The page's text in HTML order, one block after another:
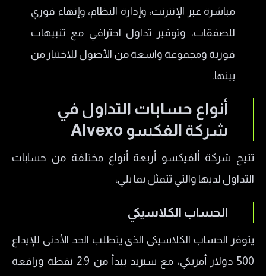
مباشرة عبر الإنترنت، وإدارة النظام، وإنهاء فوري
للصفقات، وتوفير تداول احترافي مع تنبيهات
فورية ومجموعة واسعة من الأصول للاختيار من
بينها.
أنواع حسابات التداول في
شركة الفكسو Alvexo
تتيح شركة ألفيكسو أربعة أنواع مختلفة من حسابات
التداول لديها والتي تتمثل بما يلي:
الحساب الكلاسيكي
يتوفر الحساب الكلاسيكي الذي يتطلب الحد الأدنى للإيداع
500 دولار أمريكي، مع سبريد يبدأ من 2.9 نقطة ورافعة